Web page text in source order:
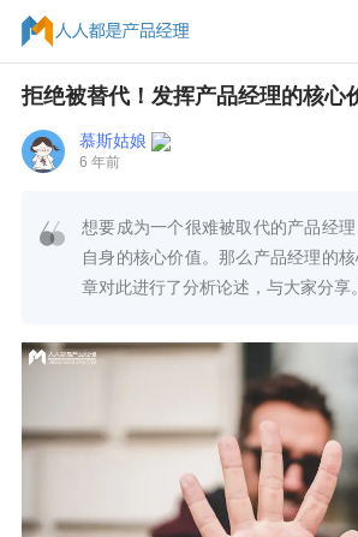
拒绝被替代！发挥产品经理的核心
慕斯姑娘
6 年前
想要成为一个很难被取代的产品经
自身的核心价值。那么产品经理的
章对此进行了分析论述，与大家分享。